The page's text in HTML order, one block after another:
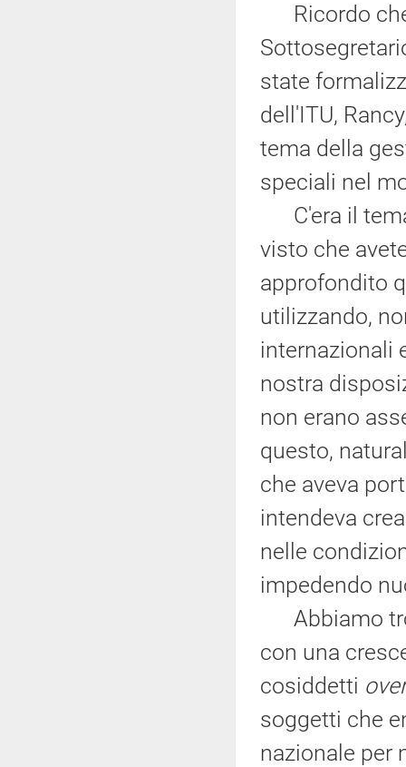
Ricordo che
state
dell'ITU,
tema della
speciali nel
C'era il
visto che
approfondito
utilizzando,
internazionali
nostra
non erano
questo,
che aveva
intendeva
nelle
impedendo
Abbiamo
con una
cosiddetti
soggetti che
nazionale per